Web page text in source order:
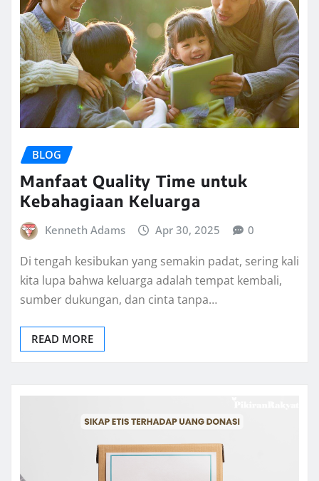
BLOG
Manfaat Quality Time untuk
Kebahagiaan Keluarga
Kenneth Adams Apr 30, 2025 0
Di tengah kesibukan yang semakin padat, sering kali
kita lupa bahwa keluarga adalah tempat kembali,
sumber dukungan, dan cinta tanpa…
READ MORE